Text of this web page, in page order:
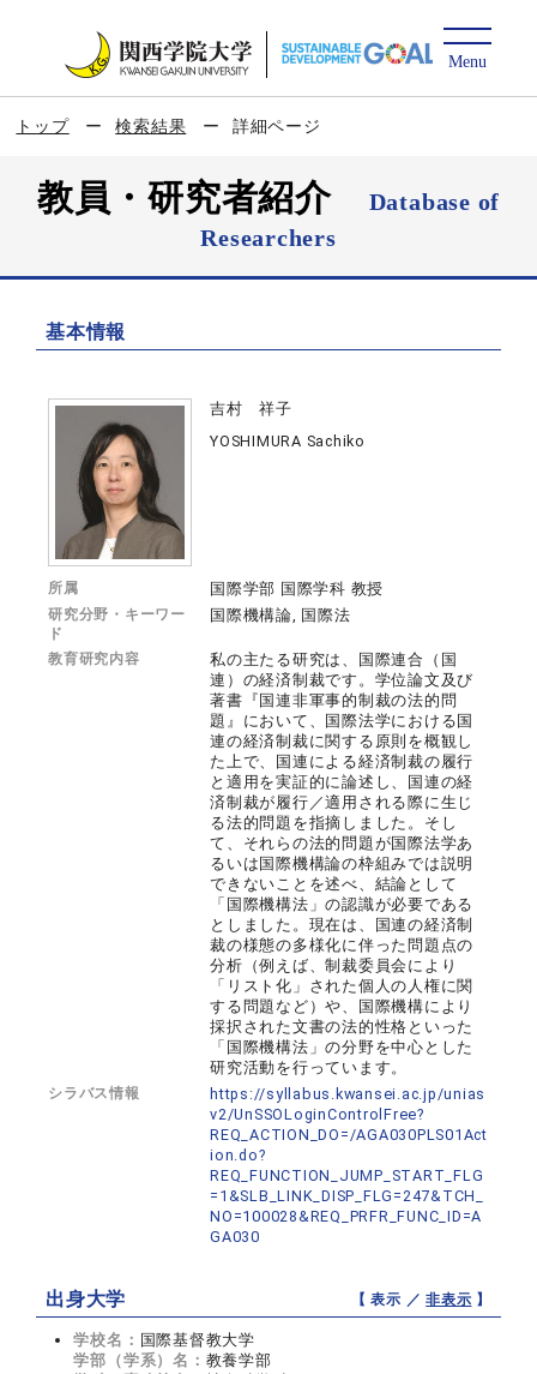
トップ 検索結果 詳細ページ
教員・研究者紹介
Database of
Researchers
基本情報
吉村 祥子
YOSHIMURA Sachiko
所属 国際学部 国際学科 教授
研究分野・キーワー
ド
国際機構論, 国際法
教育研究内容
私の主たる研究は、国際連合（国
連）の経済制裁です。学位論文及び
著書『国連非軍事的制裁の法的問
題』において、国際法学における国
連の経済制裁に関する原則を概観し
た上で、国連による経済制裁の履行
と適用を実証的に論述し、国連の経
済制裁が履行／適用される際に生じ
る法的問題を指摘しました。そし
て、それらの法的問題が国際法学あ
るいは国際機構論の枠組みでは説明
できないことを述べ、結論として
「国際機構法」の認識が必要である
としました。現在は、国連の経済制
裁の様態の多様化に伴った問題点の
分析（例えば、制裁委員会により
「リスト化」された個人の人権に関
する問題など）や、国際機構により
採択された文書の法的性格といった
「国際機構法」の分野を中心とした
研究活動を行っています。
シラバス情報
https://syllabus.kwansei.ac.jp/unias
v2/UnSSOLoginControlFree?
REQ_ACTION_DO=/AGA030PLS01Act
ion.do?
REQ_FUNCTION_JUMP_START_FLG
=1&SLB_LINK_DISP_FLG=247&TCH_
NO=100028&REQ_PRFR_FUNC_ID=A
GA030
出身大学 【 表示 ／非表示 】
学校名： 国際基督教大学
学部（学系）名： 教養学部